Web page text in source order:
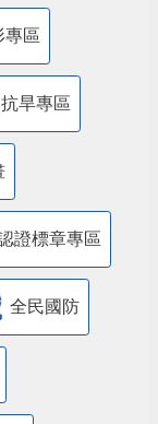
專區
抗旱專區
證標章專區
全民國防